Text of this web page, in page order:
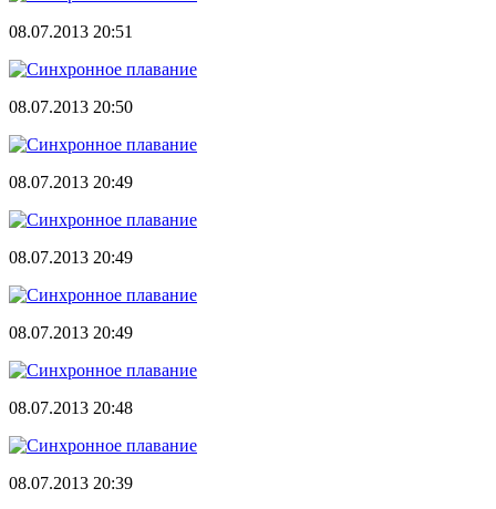
08.07.2013 20:51
08.07.2013 20:50
08.07.2013 20:49
08.07.2013 20:49
08.07.2013 20:49
08.07.2013 20:48
08.07.2013 20:39